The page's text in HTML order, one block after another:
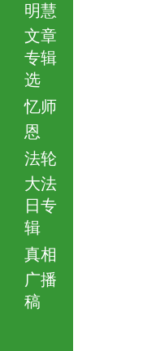
明慧
文章
专辑
选
忆师
恩
法轮
大法
日专
辑
真相
广播
稿